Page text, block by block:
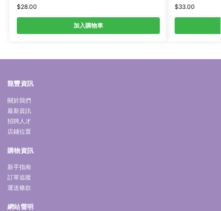
$28.00
加入購物車
$33.00
龍豐資訊
關於我們
最新資訊
招聘人才
店鋪位置
購物資訊
新手指南
訂單追蹤
運送條款
網站聲明